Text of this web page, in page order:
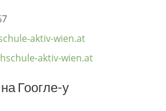
aktiv-wien.at
aktiv-wien.at
Гоогле-у